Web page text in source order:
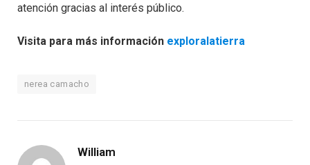
atención gracias al interés público.
Visita para más información exploralatierra
nerea camacho
William